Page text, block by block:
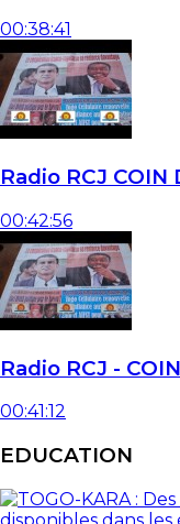
00:38:41
Radio RCJ COIN
00:42:56
Radio RCJ -
00:41:12
EDUCATION